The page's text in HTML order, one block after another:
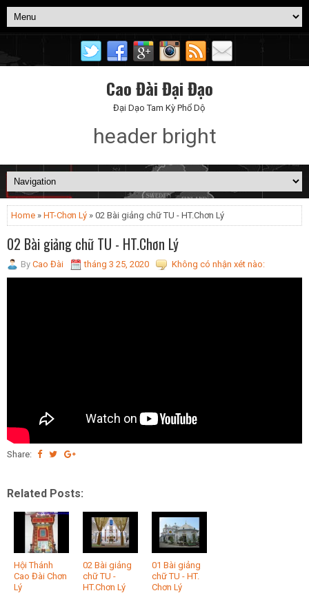
Cao Đài Đại Đạo
Đại Dạo Tam Kỳ Phổ Dộ
header bright
Home » HT-Chơn Lý » 02 Bài giảng chữ TU - HT.Chơn Lý
02 Bài giảng chữ TU - HT.Chơn Lý
By Cao Đài tháng 3 25, 2020 Không có nhận xét nào:
Share:
Related Posts:
Hội Thánh
Cao Đài Chơn
Lý
02 Bài giảng
chữ TU -
HT.Chơn Lý
01 Bài giảng
chữ TU - HT.
Chơn Lý